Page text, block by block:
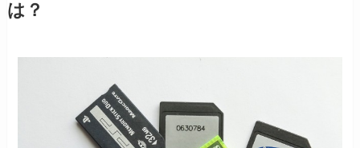
は？